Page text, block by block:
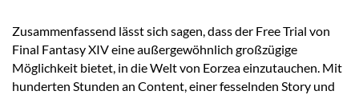
Zusammenfassend lässt sich sagen, dass der Free Trial von
Final Fantasy XIV eine außergewöhnlich großzügige
Möglichkeit bietet, in die Welt von Eorzea einzutauchen. Mit
hunderten Stunden an Content, einer fesselnden Story und